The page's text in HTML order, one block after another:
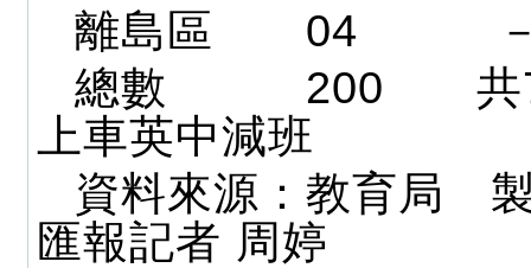
離島區 04
總數 200 共72
上車英中減班
資料來源：教育局
匯報記者 周婷